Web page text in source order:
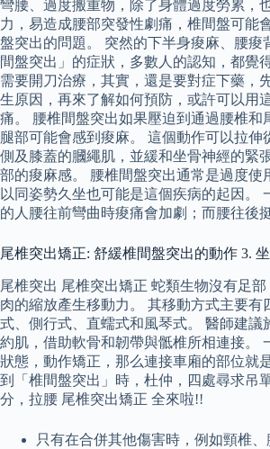
彎腰、過度搬重物，除了身體過度勞累，
力，易造成腰部突發性劇痛，椎間盤可能
盤突出的問題。 突然的下半身痠麻、腰痠
間盤突出」的症狀，多數人的認知，都覺
需要開刀治療，其實，還是要對症下藥，
生原因，再來了解如何預防，或許可以用
痛。 腰椎間盤突出如果壓迫到通過腰椎和
腿部可能會感到痠麻。 這個動作可以拉伸
側及膝蓋的膕繩肌，並緩和坐骨神經的緊
部的痠麻感。 腰椎間盤突出通常是過度使
以同姿勢久坐也可能是這個疾病的起因。
的人腰往前彎曲時痠痛會加劇；而腰往後
尾椎突出矯正: 舒緩椎間盤突出的動作 3.
尾椎突出 尾椎突出矯正 蛇類生物沒有足
肉的縮放產生移動力。 其移動方式主要有
式、側行式、直蠕式和風琴式。 醫師建議
約肌，借助軟骨和韌帶與骶椎所相連接。
狀態，動作矯正，那么連接車廂的部位就
到「椎間盤突出」時，杜仲，四處尋求吊
分，拉腰 尾椎突出矯正 全來啦!!
只有在合併其他傷害時，例如頸椎